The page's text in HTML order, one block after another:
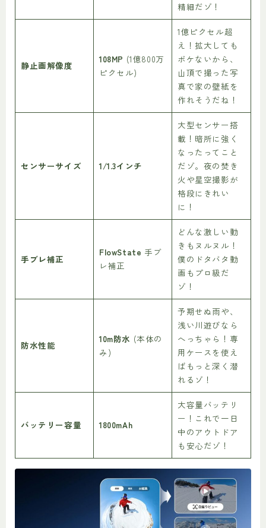
精細だゾ！
静止画解像度
108MP (1億800万
ピクセル)
1億ピクセル超
え！拡大しても
ボケないから、
山頂で撮った写
真で家の壁紙を
作れそうだね！
センサーサイズ 1/1.3インチ
大型センサー搭
載！暗所に強く
なったってこと
だゾ。夜の焚き
火や星空撮影が
格段にきれい
に！
手ブレ補正
FlowState 手ブ
レ補正
どんな激しい動
きもヌルヌル！
僕のドタバタ動
画もプロ級だ
ゾ！
防水性能
10m防水 (本体の
み)
予期せぬ雨や、
浅い川遊びなら
へっちゃら！専
用ケースを使え
ばもっと深く潜
れるゾ！
バッテリー容量 1800mAh
大容量バッテリ
ー！これで一日
中のアウトドア
も安心だゾ！